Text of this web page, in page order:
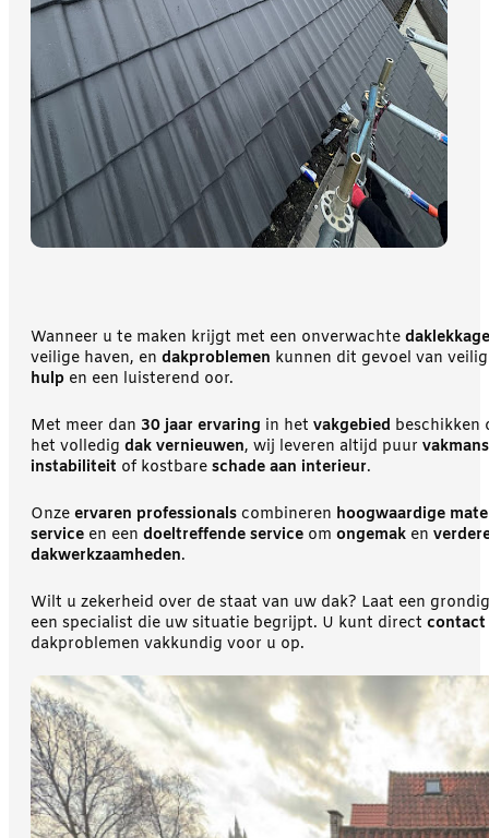
Wanneer u te maken krijgt met een onverwachte daklekkage
veilige haven, en dakproblemen kunnen dit gevoel van
hulp en een luisterend oor.
Met meer dan 30 jaar ervaring in het vakgebied beschikken
het volledig dak vernieuwen, wij leveren altijd puur
instabiliteit of kostbare schade aan interieur.
Onze ervaren professionals combineren hoogwaardige
service en een doeltreffende service om ongemak en
dakwerkzaamheden.
Wilt u zekerheid over de staat van uw dak? Laat een
een specialist die uw situatie begrijpt. U kunt direct contact
dakproblemen vakkundig voor u op.